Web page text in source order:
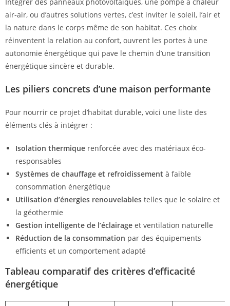
air-air, ou d’autres solutions vertes, c’est inviter le soleil, l’air et
la nature dans le corps même de son habitat. Ces choix
réinventent la relation au confort, ouvrent les portes à une
autonomie énergétique qui pave le chemin d’une transition
énergétique sincère et durable.
Les piliers concrets d’une maison performante
Pour nourrir ce projet d’habitat durable, voici une liste des
éléments clés à intégrer :
Isolation thermique renforcée avec des matériaux éco-
responsables
Systèmes de chauffage et refroidissement à faible
consommation énergétique
Utilisation d’énergies renouvelables telles que le solaire et
la géothermie
Gestion intelligente de l’éclairage et ventilation naturelle
Réduction de la consommation par des équipements
efficients et un comportement adapté
Tableau comparatif des critères d’efficacité
énergétique